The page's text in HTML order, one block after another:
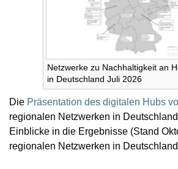
Netzwerke zu Nachhaltigkeit an
in Deutschland Juli 2026
Die Präsentation des digitalen Hubs
regionalen Netzwerken in
Einblicke in die Ergebnisse (Stand
regionalen Netzwerken in